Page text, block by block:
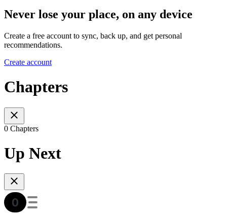
Never lose your place, on any device
Create a free account to sync, back up, and get personal
recommendations.
Create account
Chapters
0 Chapters
Up Next